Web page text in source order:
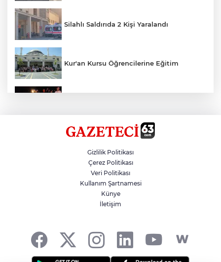
Silahlı Saldırıda 2 Kişi Yaralandı
Kur'an Kursu Öğrencilerine Eğitim
Siverek’te Mahmut Gülel Dönemi
Filistin Konvoyuna Coşkulu Karşılama
Gizlilik Politikası
Çerez Politikası
Veri Politikası
Kullanım Şartnamesi
Künye
İletişim